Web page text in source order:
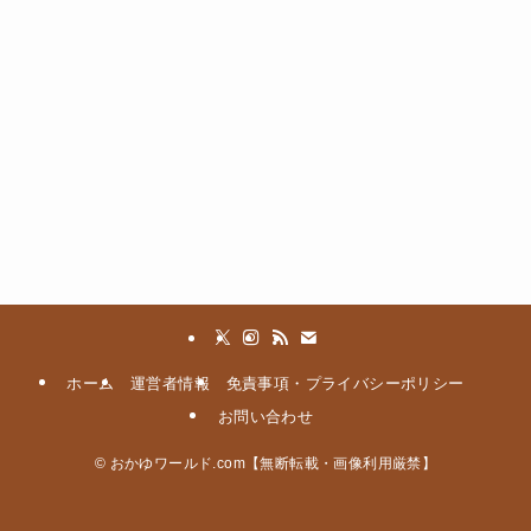
ホーム 運営者情報
免責事項・プライバシーポリシー
お問い合わせ
© おかゆワールド.com【無断転載・画像利用厳禁】